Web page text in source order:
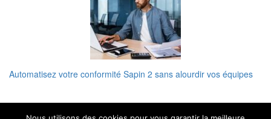
Automatisez votre conformité Sapin 2 sans alourdir vos équipes